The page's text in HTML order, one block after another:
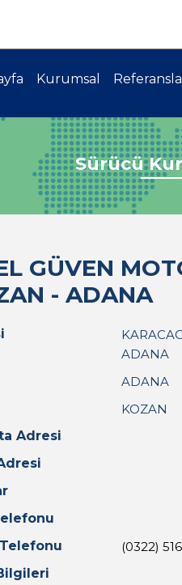
Kurumsal
Sürücü
GÜVEN
- ADANA
ADANA
ADANA
KOZAN
Adresi
(0322)